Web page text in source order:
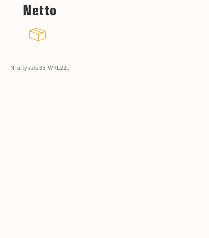
Netto
Nr artykułu 35-WKL220